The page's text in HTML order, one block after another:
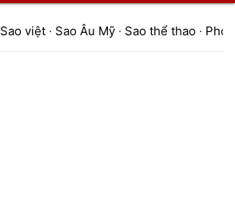
Sao việt · Sao Âu Mỹ · Sao thể thao ·